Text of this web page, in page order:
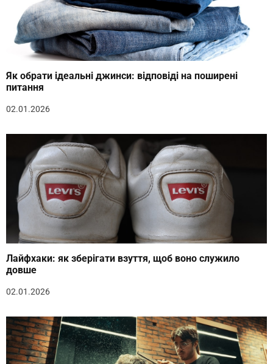
Як обрати ідеальні джинси: відповіді на поширені
питання
02.01.2026
Лайфхаки: як зберігати взуття, щоб воно служило
довше
02.01.2026